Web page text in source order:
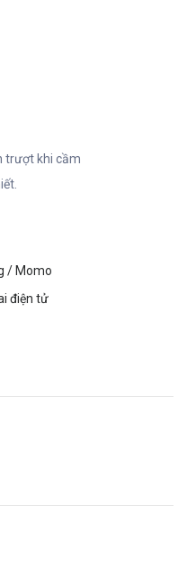
trượt khi cầm
/ Momo
điện tử